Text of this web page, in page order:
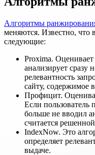
Алгоритмы
меняются. Известно, что
следующие:
Proxima. Оценивает
анализирует сразу
релевантность
сайту, содержимое
Профицит.
Если пользователь
больше не вводил
считается
IndexNow. Это
определяет
выдаче.